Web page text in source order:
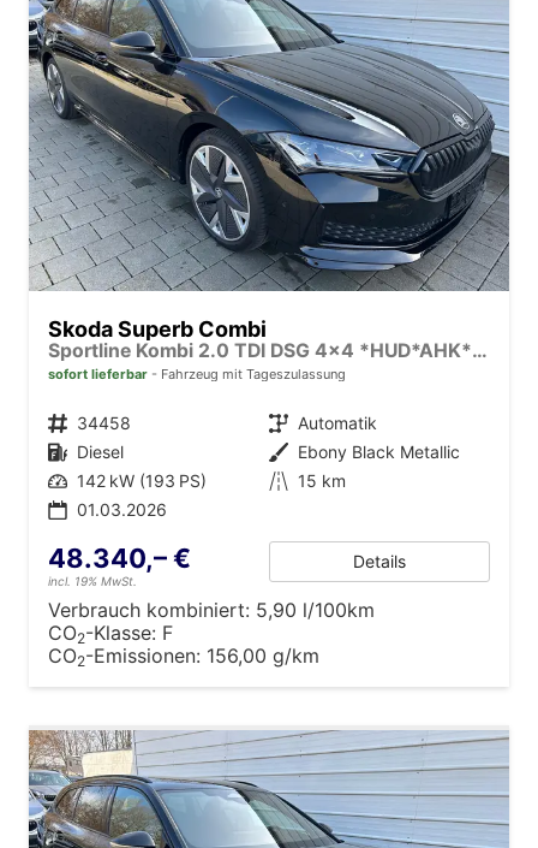
Skoda Superb Combi
Sportline Kombi 2.0 TDI DSG 4x4 *HUD*AHK*Navi*Matrix*AssistenzPlus*NAVI*E-Heck*Keyless
sofort lieferbar Fahrzeug mit Tageszulassung
Fahrzeugnr. 34458 Getriebe Automatik
Kraftstoff Diesel Außenfarbe Ebony Black Metallic
Leistung 142 kW (193 PS) Kilometerstand 15 km
01.03.2026
48.340,– €
incl. 19% MwSt.
Details
Verbrauch kombiniert: 5,90 l/100km
CO2-Klasse: F
CO2-Emissionen: 156,00 g/km